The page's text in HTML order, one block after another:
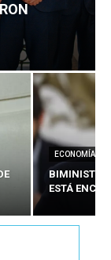
ECONOMÍA
BIMINISTRO
ESTÁ